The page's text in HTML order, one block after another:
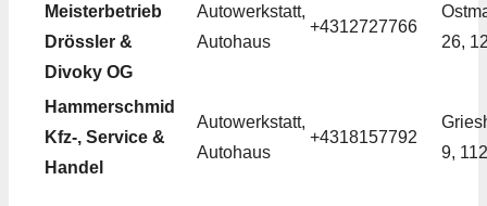
Meisterbetrieb
Drössler &
Divoky OG
Autowerkstatt,
Autohaus
+4312727766
26,
Hammerschmid
Kfz-, Service &
Handel
Autowerkstatt,
Autohaus
+4318157792
9,